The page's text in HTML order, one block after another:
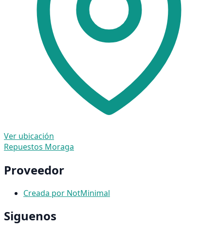
Ver ubicación
Repuestos Moraga
Proveedor
Creada por NotMinimal
Siguenos